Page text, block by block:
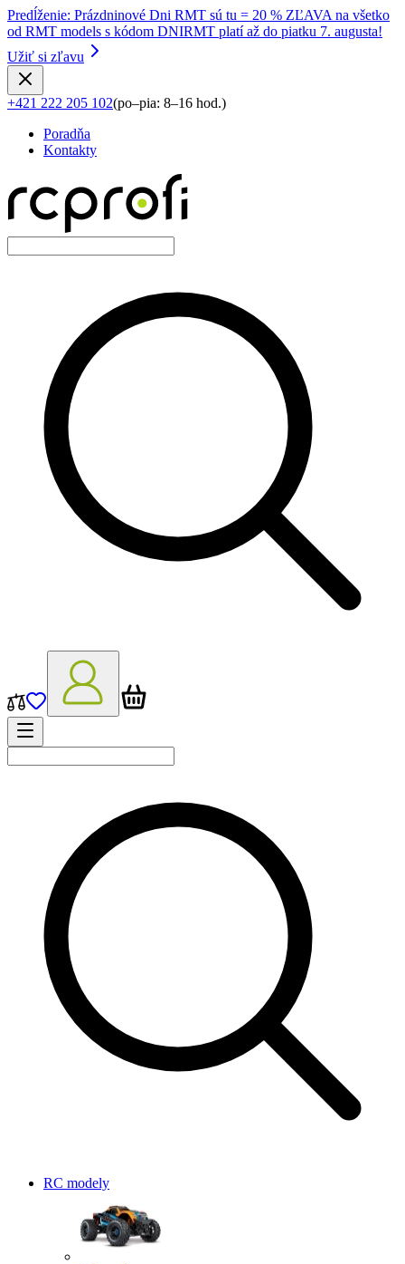
Predĺženie: Prázdninové Dni RMT sú tu = 20 % ZĽAVA na všetko
od RMT models s kódom DNIRMT platí až do piatku 7. augusta!
Užiť si zľavu
+421 222 205 102(po–pia: 8–16 hod.)
Poradňa
Kontakty
RC modely